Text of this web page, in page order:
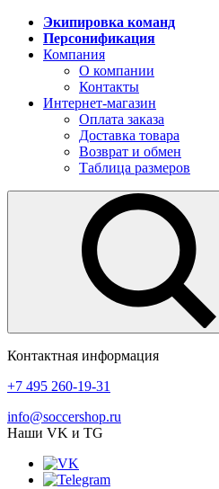
Экипировка команд
Персонификация
Компания
О компании
Контакты
Интернет-магазин
Оплата заказа
Доставка товара
Возврат и обмен
Таблица размеров
Контактная информация
+7 495 260-19-31
info@soccershop.ru
Наши VK и TG